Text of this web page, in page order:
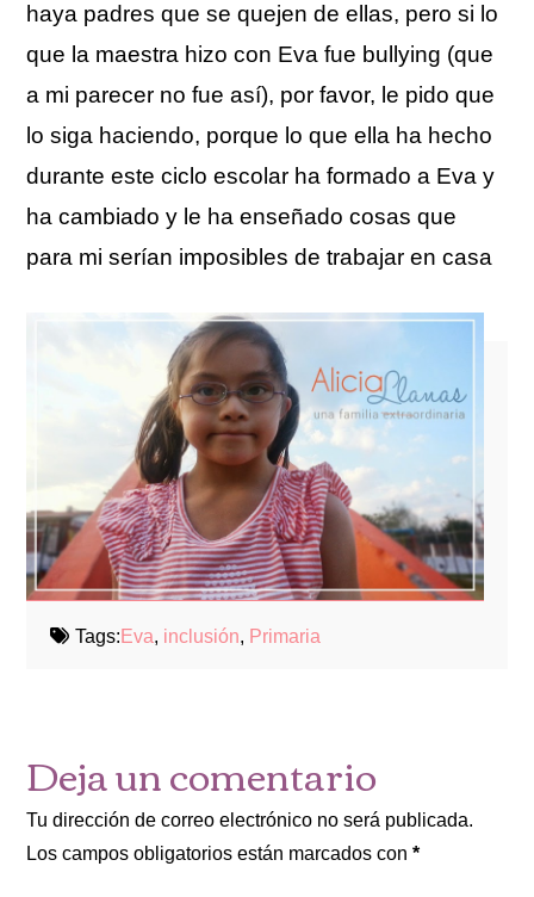
haya padres que se quejen de ellas, pero si lo
que la maestra hizo con Eva fue bullying (que
a mi parecer no fue así), por favor, le pido que
lo siga haciendo, porque lo que ella ha hecho
durante este ciclo escolar ha formado a Eva y
ha cambiado y le ha enseñado cosas que
para mi serían imposibles de trabajar en casa
Tags: Eva, inclusión, Primaria
Deja un comentario
Tu dirección de correo electrónico no será publicada.
Los campos obligatorios están marcados con*